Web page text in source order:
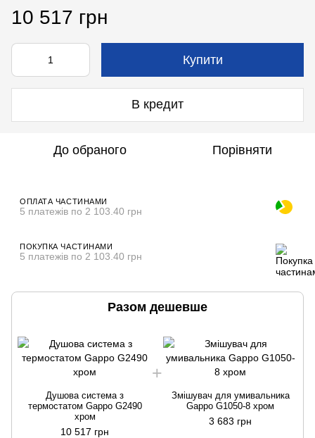
10 517 грн
Купити
В кредит
До обраного Порівняти
ОПЛАТА ЧАСТИНАМИ
5 платежів по 2 103.40 грн
ПОКУПКА ЧАСТИНАМИ
5 платежів по 2 103.40 грн
Разом дешевше
Душова система з
термостатом Gappo G2490
хром
10 517 грн
Змішувач для умивальника
Gappo G1050-8 хром
3 683 грн